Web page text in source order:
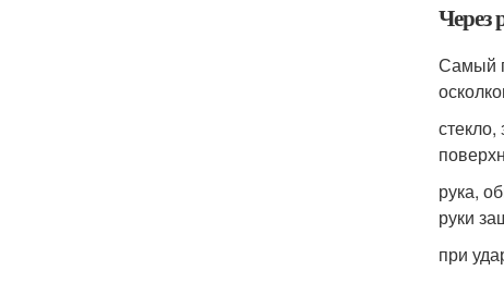
Через
Самый
рука,
руки
при